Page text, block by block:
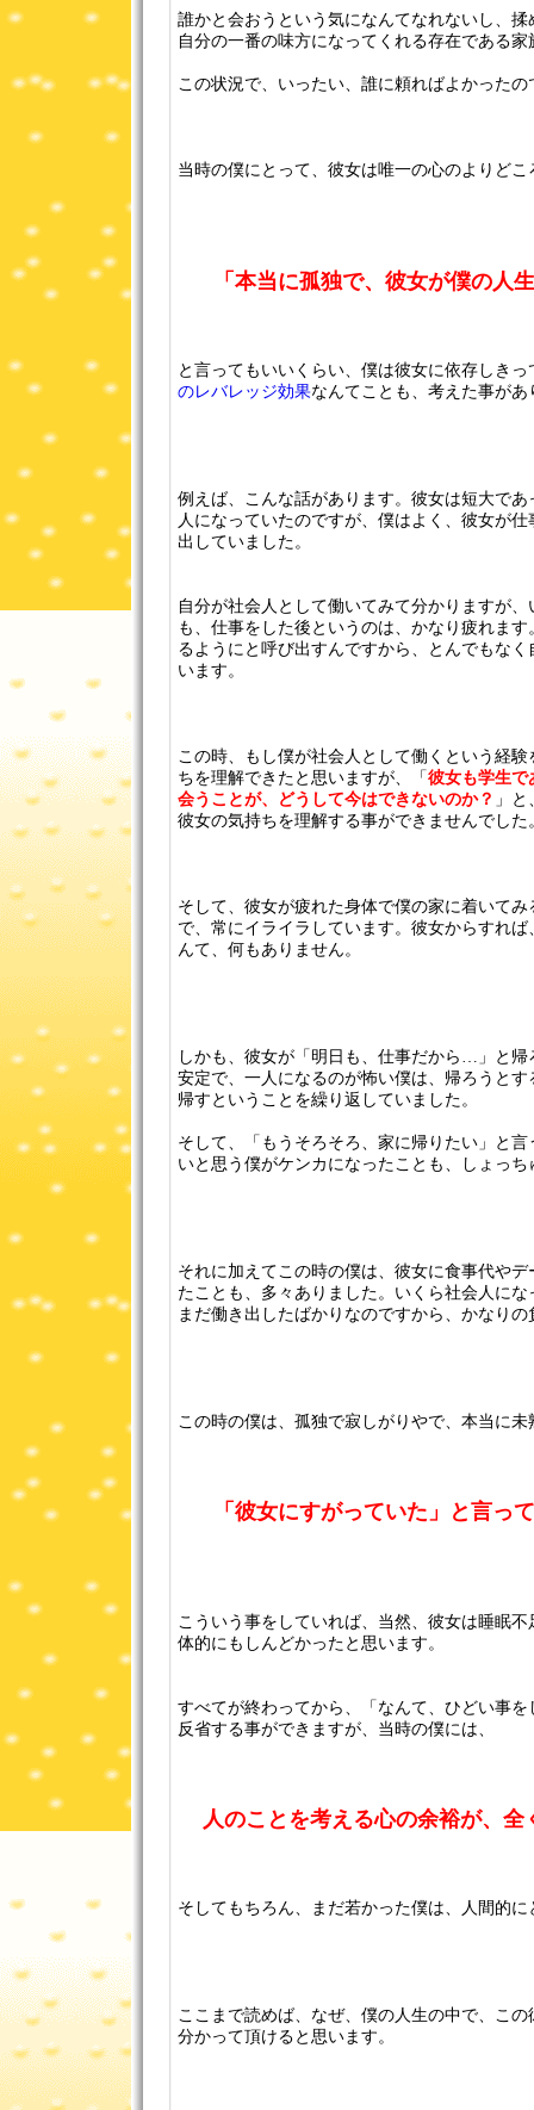
誰かと会おうという気になんてなれないし、
自分の一番の味方になってくれる存在である家
この状況で、いったい、誰に頼ればよかったの
当時の僕にとって、彼女は唯一の心のよりどこ
「本当に孤独で、彼女が僕の人
と言ってもいいくらい、僕は彼女に依存しき
のレバレッジ効果なんてことも、考えた事が
例えば、こんな話があります。彼女は短大で
人になっていたのですが、僕はよく、彼女が
出していました。
自分が社会人として働いてみて分かりますが
も、仕事をした後というのは、かなり疲れま
るようにと呼び出すんですから、とんでもな
います。
この時、もし僕が社会人として働くという経
ちを理解できたと思いますが、「 彼女も学生で
会うことが、どうして今はできないのか？ 」
彼女の気持ちを理解する事ができませんでした
そして、彼女が疲れた身体で僕の家に着いて
で、常にイライラしています。彼女からすれ
んて、何もありません。
しかも、彼女が「明日も、仕事だから…」と帰
安定で、一人になるのが怖い僕は、帰ろうと
帰すということを繰り返していました。
そして、「もうそろそろ、家に帰りたい」と
いと思う僕がケンカになったことも、しょっち
それに加えてこの時の僕は、彼女に食事代や
たことも、多々ありました。いくら社会人に
まだ働き出したばかりなのですから、かなり
この時の僕は、孤独で寂しがりやで、本当に
「彼女にすがっていた」と言っ
こういう事をしていれば、当然、彼女は睡眠
体的にもしんどかったと思います。
すべてが終わってから、「なんて、ひどい事
反省する事ができますが、当時の僕には、
人のことを考える心の余裕が、全
そしてもちろん、まだ若かった僕は、人間的
ここまで読めば、なぜ、僕の人生の中で、こ
分かって頂けると思います。